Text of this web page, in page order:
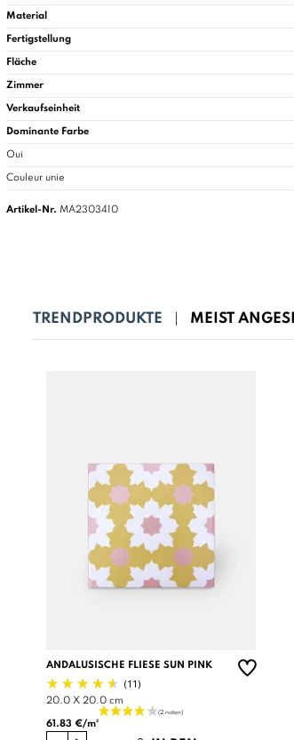
Material
Fertigstellung
Fläche
Zimmer
Verkaufseinheit
Dominante Farbe
Oui
Couleur unie
Artikel-Nr. MA2303410
TRENDPRODUKTE MEIST
ANDALUSISCHE FLIESE SUN PINK
(11)
20.0 X 20.0 cm
61.83 €/m²